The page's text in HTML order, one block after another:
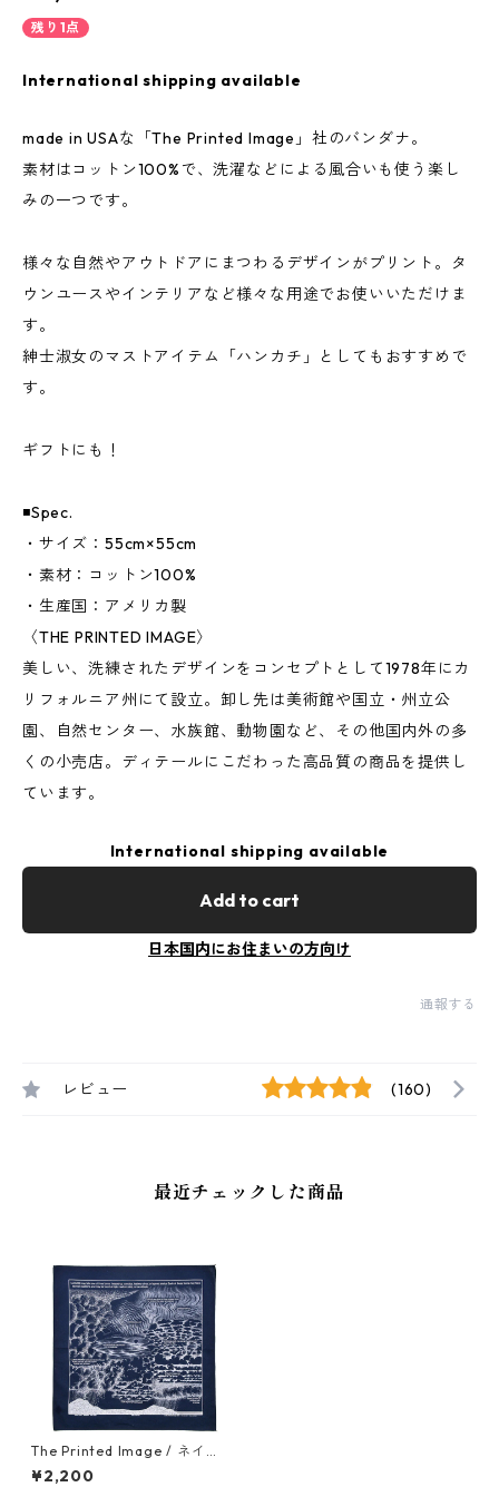
残り1点
International shipping available
made in USAな「The Printed Image」社のバンダナ。
素材はコットン100%で、洗濯などによる風合いも使う楽し
みの一つです。
様々な自然やアウトドアにまつわるデザインがプリント。タ
ウンユースやインテリアなど様々な用途でお使いいただけま
す。
紳士淑女のマストアイテム「ハンカチ」としてもおすすめで
す。
ギフトにも！
◾️Spec.
・サイズ：55cm×55cm
・素材：コットン100%
・生産国：アメリカ製
〈THE PRINTED IMAGE〉
美しい、洗練されたデザインをコンセプトとして1978年にカ
リフォルニア州にて設立。卸し先は美術館や国立・州立公
園、自然センター、水族館、動物園など、その他国内外の多
くの小売店。ディテールにこだわった高品質の商品を提供し
ています。
International shipping available
Add to cart
日本国内にお住まいの方向け
通報する
レビュー (160)
最近チェックした商品
The Printed Image / ネイチ
ャープリントバンダナ（雲）
¥2,200